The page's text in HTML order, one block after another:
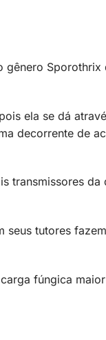
Sporothrix
ela se dá
decorrente de
transmissores
seus tutores
fúngica